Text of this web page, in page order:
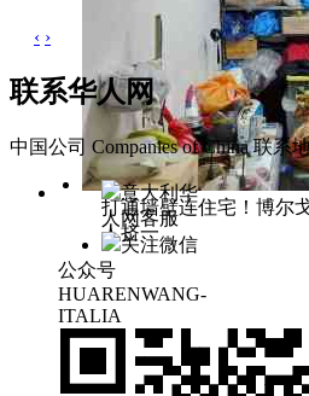
打通墙壁连住宅！博尔
人挤一
‹ ›
联系华人网
中国公司 Companies of China 联系
意大利华
人网客服
关注微信
公众号
HUARENWANG-
ITALIA